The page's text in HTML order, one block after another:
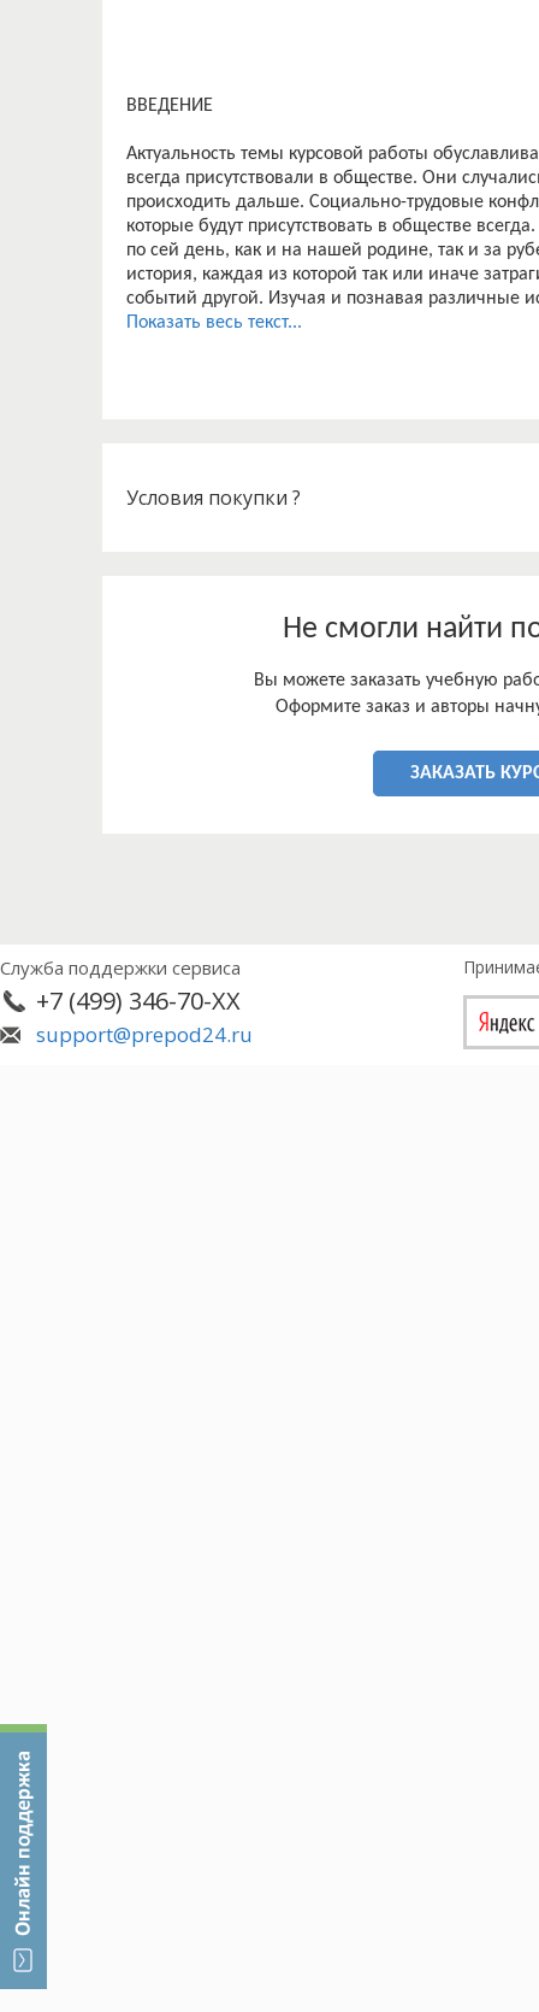
ВВЕДЕНИЕ
Актуальность темы курсовой работы
всегда присутствовали в обществе. Они
происходить дальше. Социально-трудовые
которые будут присутствовать в обществе
по сей день, как и на нашей родине, так и за
история, каждая из которой так или иначе
событий другой. Изучая и познавая различные
разных странах, т.е. как отечественные, так и
Показать весь текст...
Условия покупки ?
Не смогли найти
Вы можете заказать учебную
Оформите заказ и авторы
ЗАКАЗАТЬ
Служба поддержки сервиса
+7 (499) 346-70-XX
support@prepod24.ru